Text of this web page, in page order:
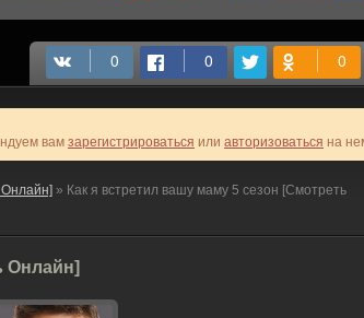
вам зарегистрироваться или авторизоваться на
Онлайн] » Как я встретил вашу маму 5 сезон [Смотреть
Онлайн]